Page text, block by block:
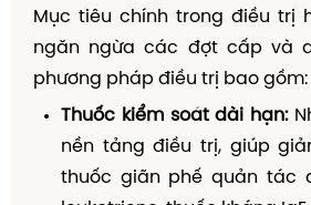
Mục tiêu chính trong điều trị
ngăn ngừa các đợt cấp và
phương pháp điều trị bao gồm:
Thuốc kiểm soát dài hạn:
nền tảng điều trị, giúp
thuốc giãn phế quản tác